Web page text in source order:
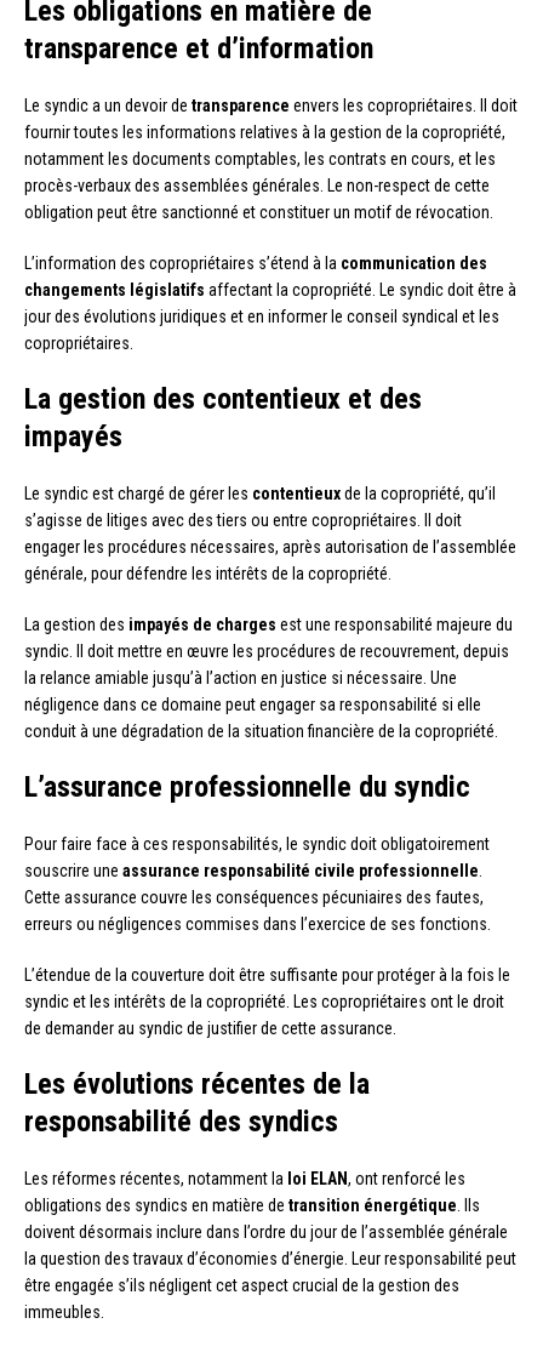
Les obligations en matière de
transparence et d’information
Le syndic a un devoir de transparence envers les copropriétaires. Il doit
fournir toutes les informations relatives à la gestion de la copropriété,
notamment les documents comptables, les contrats en cours, et les
procès-verbaux des assemblées générales. Le non-respect de cette
obligation peut être sanctionné et constituer un motif de révocation.
L’information des copropriétaires s’étend à la communication des
changements législatifs affectant la copropriété. Le syndic doit être à
jour des évolutions juridiques et en informer le conseil syndical et les
copropriétaires.
La gestion des contentieux et des
impayés
Le syndic est chargé de gérer les contentieuxde la copropriété, qu’il
s’agisse de litiges avec des tiers ou entre copropriétaires. Il doit
engager les procédures nécessaires, après autorisation de l’assemblée
générale, pour défendre les intérêts de la copropriété.
La gestion des impayés de charges est une responsabilité majeure du
syndic. Il doit mettre en œuvre les procédures de recouvrement, depuis
la relance amiable jusqu’à l’action en justice si nécessaire. Une
négligence dans ce domaine peut engager sa responsabilité si elle
conduit à une dégradation de la situation financière de la copropriété.
L’assurance professionnelle du syndic
Pour faire face à ces responsabilités, le syndic doit obligatoirement
souscrire une assurance responsabilité civile professionnelle.
Cette assurance couvre les conséquences pécuniaires des fautes,
erreurs ou négligences commises dans l’exercice de ses fonctions.
L’étendue de la couverture doit être suffisante pour protéger à la fois le
syndic et les intérêts de la copropriété. Les copropriétaires ont le droit
de demander au syndic de justifier de cette assurance.
Les évolutions récentes de la
responsabilité des syndics
Les réformes récentes, notamment la loi ELAN, ont renforcé les
obligations des syndics en matière de transition énergétique. Ils
doivent désormais inclure dans l’ordre du jour de l’assemblée générale
la question des travaux d’économies d’énergie. Leur responsabilité peut
être engagée s’ils négligent cet aspect crucial de la gestion des
immeubles.